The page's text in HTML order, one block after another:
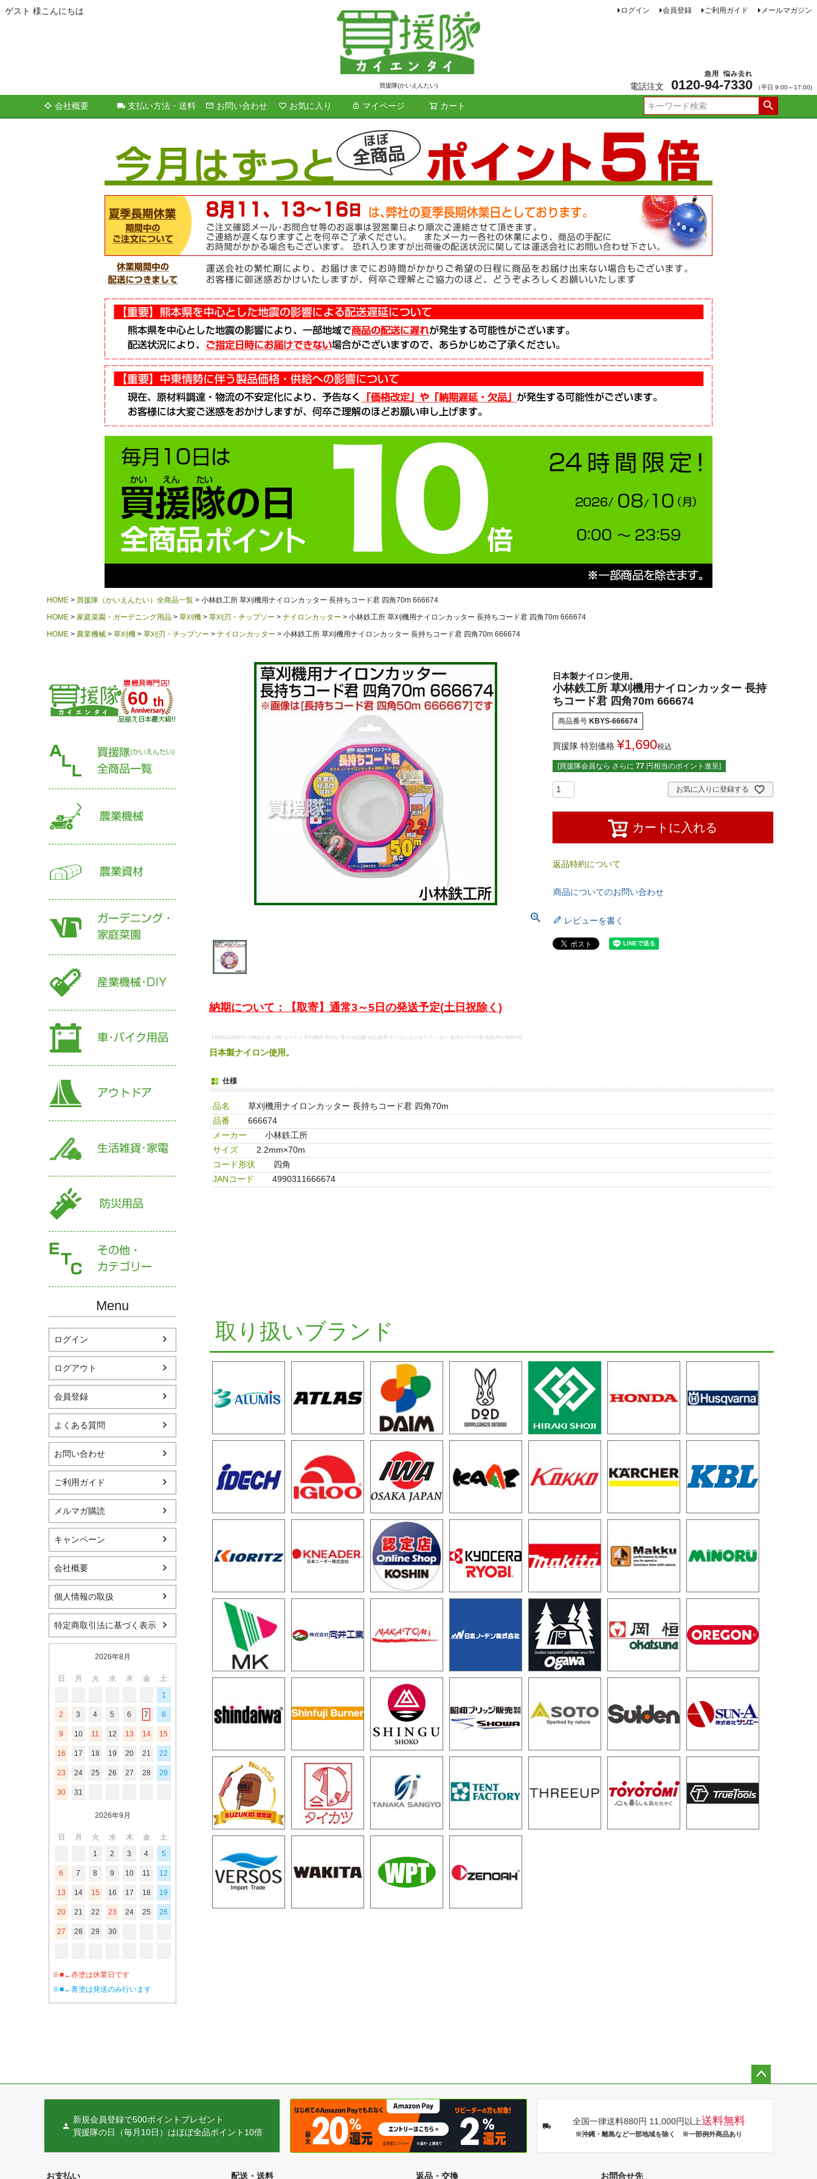
ゲスト 様こんにちは
買援隊(かいえんたい)
ログイン 会員登録 ご利用ガイド メールマガジン
電話注文 0120-94
急用
-7330
悩み去れ
（平日 9:00～17:00)
会社概要 支払い方法・送料 お問い合わせ お気に入り マイページ カート
検索
HOME 買援隊（かいえんたい）全商品一覧
小林鉄工所 草刈機用ナイロンカッター 長持ちコード君 四角70m 666674
HOME
家庭菜園・ガーデニング用品 草刈機 草刈刃・チップソー ナイロンカッター
小林鉄工所 草刈機用ナイロンカッター 長持ちコード君 四角70m 666674
HOME
農業機械 草刈機 草刈刃・チップソー ナイロンカッター 小林鉄工所 草刈機用ナイロンカッター 長持ちコード君 四角70m 666674
60
Menu
ログイン
ログアウト
会員登録
よくある質問
お問い合わせ
ご利用ガイド
メルマガ購読
キャンペーン
会社概要
個人情報の取扱
特定商取引法に基づく表示
2026年8月
日 月 火 水 木 金
土
1
2 3 4 5 6 7 8
9 10 11 12 13 14 15
16 17 18 19 20 21 22
23 24 25 26 27 28 29
30 31
2026年9月
日 月 火 水 木 金
土
1
2 3 4 5
6 7 8 9 10 11 12
13 14 15 16 17 18 19
20 21 22 23 24 25 26
27 28 29 30
※■←赤塗は休業日です
※■←青塗は発送のみ行います
日本製ナイロン使用。
小林鉄工所 草刈機用ナイロンカッター 長持
ちコード君 四角70m 666674
商品番号 KBYS-666674
買援隊 特別価格 ¥1,690税込
[買援隊会員なら さらに 77 円相当のポイント進呈]
お気に入りに登録する
カートに入れる
返品特約について
商品についてのお問い合わせ
レビューを書く
納期について：【取寄】通常3～5日の発送予定(土日祝除く)
【4990311666674 小林鉄工所 小林 セフティ 草刈機用 草刈り 草刈 刈払機 刈払 除草 ナイロンカッター カッター 長持ちコード君 四角70m 666674】
日本製ナイロン使用。
仕様
品名
草刈機用ナイロンカッター 長持ちコード君 四角70m
品番
666674
メーカー
小林鉄工所
サイズ
2.2mm×70m
コード形状
四角
JANコード
4990311666674
取り扱いブランド
新規会員登録で500ポイントプレゼント
買援隊の日（毎月10日）はほぼ全品ポイント10倍
全国一律送料880円 11,000円以上送料無料
※沖縄・離島など一部地域を除く ※一部例外商品あり
お支払い 配送・送料 返品・交換 お問合せ先